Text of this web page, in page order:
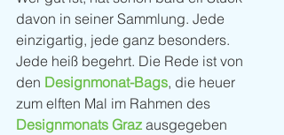
davon in seiner Sammlung. Jede
einzigartig, jede ganz besonders.
Jede heiß begehrt. Die Rede ist von
den Designmonat-Bags, die heuer
zum elften Mal im Rahmen des
Designmonats Graz ausgegeben